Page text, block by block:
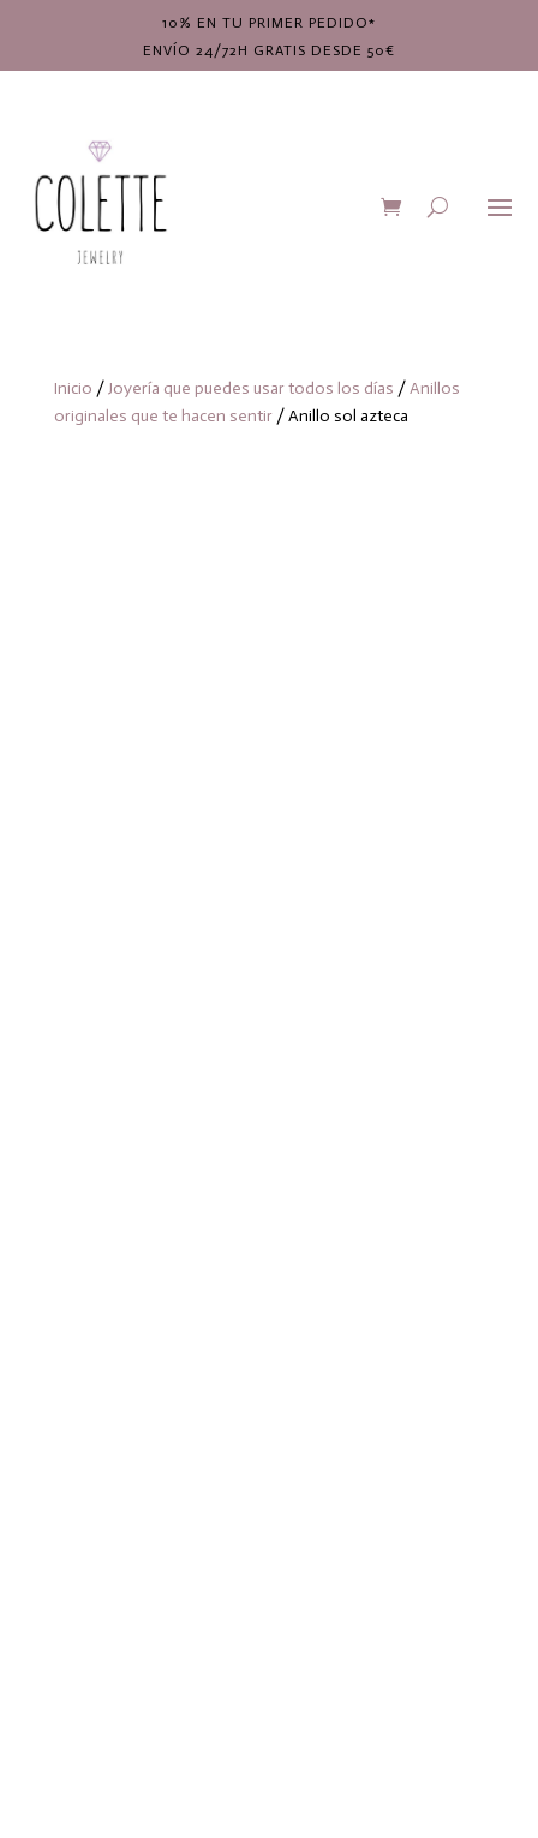
10% EN TU PRIMER PEDIDO*
ENVÍO 24/72H GRATIS DESDE 50€
Inicio /Joyería que puedes usar todos los días /Anillos
originales que te hacen sentir/ Anillo sol azteca